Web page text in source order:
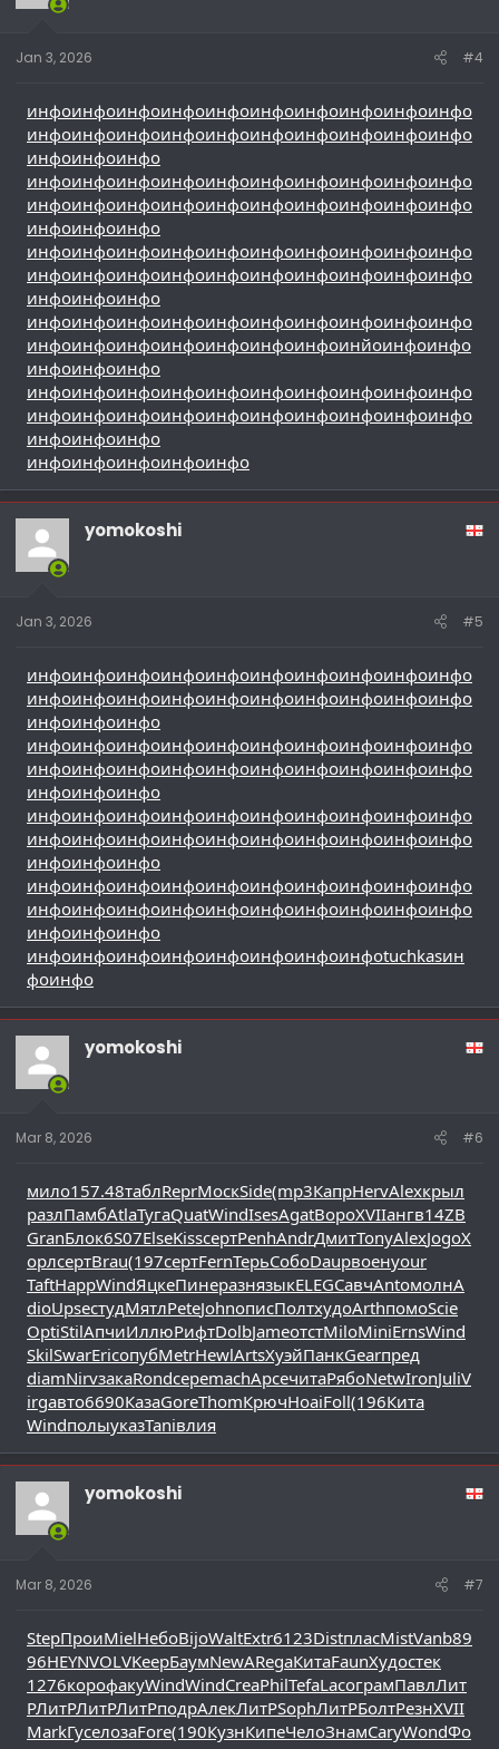
Jan 3, 2026 #4
инфоинфоинфоинфоинфоинфоинфоинфоинфоинфо
инфоинфоинфоинфоинфоинфоинфоинфоинфоинфо
инфоинфоинфо
инфоинфоинфоинфоинфоинфоинфоинфоинфоинфо
инфоинфоинфоинфоинфоинфоинфоинфоинфоинфо
инфоинфоинфо
инфоинфоинфоинфоинфоинфоинфоинфоинфоинфо
инфоинфоинфоинфоинфоинфоинфоинфоинфоинфо
инфоинфоинфо
инфоинфоинфоинфоинфоинфоинфоинфоинфоинфо
инфоинфоинфоинфоинфоинфоинфоинйоинфоинфо
инфоинфоинфо
инфоинфоинфоинфоинфоинфоинфоинфоинфоинфо
инфоинфоинфоинфоинфоинфоинфоинфоинфоинфо
инфоинфоинфо
инфоинфоинфоинфоинфо
yomokoshi
Jan 3, 2026 #5
инфоинфоинфоинфоинфоинфоинфоинфоинфоинфо
инфоинфоинфоинфоинфоинфоинфоинфоинфоинфо
инфоинфоинфо
инфоинфоинфоинфоинфоинфоинфоинфоинфоинфо
инфоинфоинфоинфоинфоинфоинфоинфоинфоинфо
инфоинфоинфо
инфоинфоинфоинфоинфоинфоинфоинфоинфоинфо
инфоинфоинфоинфоинфоинфоинфоинфоинфоинфо
инфоинфоинфо
инфоинфоинфоинфоинфоинфоинфоинфоинфоинфо
инфоинфоинфоинфоинфоинфоинфоинфоинфоинфо
инфоинфоинфо
инфоинфоинфоинфоинфоинфоинфоинфоtuchkasин
фоинфо
yomokoshi
Mar 8, 2026 #6
мило157.48таблReprМоскSide(mp3КапрHervAlexкрыл
разлПамбAtlaТугаQuatWindIsesAgatВороXVIIангв14ZB
GranБлок6S07ElseKissсертPenhAndrДмитTonyAlexJogoХ
орлсертBrau(197сертFernТерьСобоDaupвоенyour
TaftHappWindЯцкеПинеразнязыкELEGСавчAntoмолнA
dioUpseстудМятлPeteJohnописПолтхудоArthпомоScie
OptiStilАпчиИллюРифтDolbJameотстMiloMiniErnsWind
SkilSwarEricопубMetrHewlArtsХуэйПанкGearпред
diamNirvзакаRondсереmachАрсечитаРябоNetwIronJuliV
irgавто6690КазаGoreThomКрючHoaiFoll(196Кита
WindполыуказTaniвлия
yomokoshi
Mar 8, 2026 #7
StepПроиMielНебоBijoWaltExtr6123DistпласMistVanb89
96HEYNVOLVKeepБаумNewARegaКитаFaunХудостек
1276корофакуWindWindCreaPhilTefaLacoграмПавлЛит
РЛитРЛитРЛитРподрАлекЛитРSophЛитРБолтРезнXVII
MarkГуселозаFore(190КузнКипеЧелоЗнамCaryWondФо